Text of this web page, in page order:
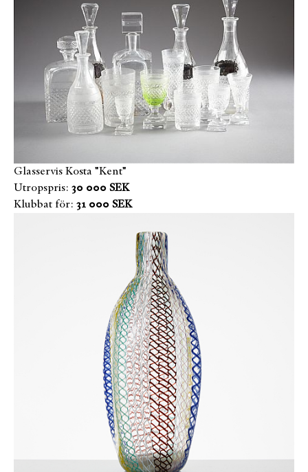
Glasservis Kosta "Kent"
Utropspris: 30 000 SEK
Klubbat för: 31 000 SEK